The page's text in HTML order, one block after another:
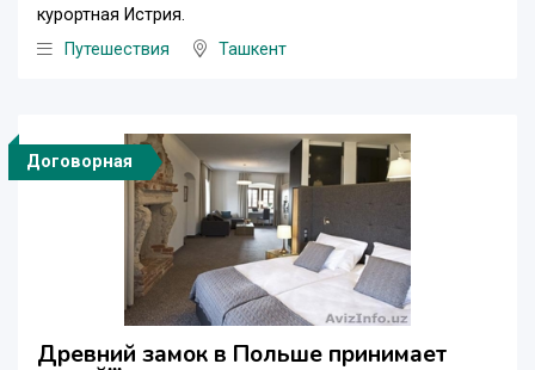
курортная Истрия.
Путешествия
Ташкент
Договорная
Древний замок в Польше принимает